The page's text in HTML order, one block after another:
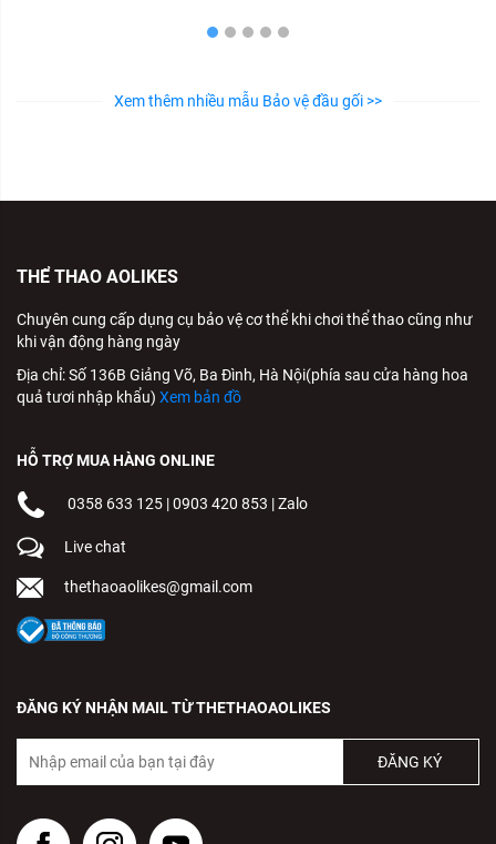
Xem thêm nhiều mẫu Bảo vệ đầu gối >>
THỂ THAO AOLIKES
Chuyên cung cấp dụng cụ bảo vệ cơ thể khi chơi thể thao cũng như
khi vận động hàng ngày
Địa chỉ: Số 136B Giảng Võ, Ba Đình, Hà Nội(phía sau cửa hàng hoa
quả tươi nhập khẩu) Xem bản đồ
HỖ TRỢ MUA HÀNG ONLINE
0358 633 125 |0903 420 853 |Zalo
Live chat
thethaoaolikes@gmail.com
ĐĂNG KÝ NHẬN MAIL TỪ THETHAOAOLIKES
ĐĂNG KÝ